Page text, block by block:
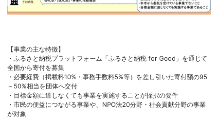
【事業の主な特徴】
・ふるさと納税プラットフォーム「ふるさと納税 for Good」を通じて
全国から寄付を募集
・必要経費（掲載料10%・事務手数料5%等）を差し引いた寄付額の95
～50%相当を団体へ交付
・目標金額に達しなくても事業を実施することが採択の要件
・市民の便益につながる事業や、NPO法20分野・社会貢献分野の事業
が対象